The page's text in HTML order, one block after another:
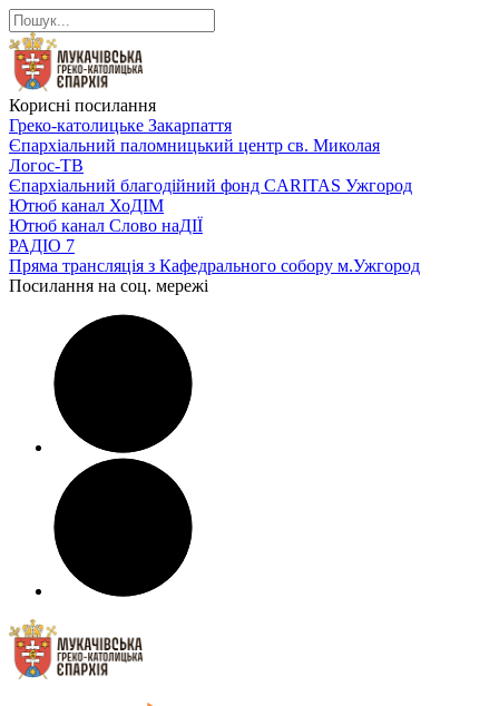
Корисні посилання
Греко-католицьке Закарпаття
Єпархіальний паломницький центр св. Миколая
Логос-ТВ
Єпархіальний благодійний фонд CARITAS Ужгород
Ютюб канал ХоДІМ
Ютюб канал Слово наДІЇ
РАДІО 7
Пряма трансляція з Кафедрального собору м.Ужгород
Посилання на соц. мережі